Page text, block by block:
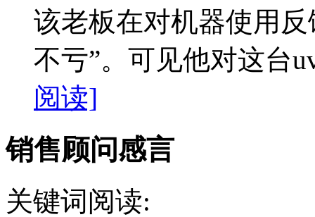
该老板在对机器使用
不亏”。可见他对这台
阅读]
销售顾问感言
关键词阅读: